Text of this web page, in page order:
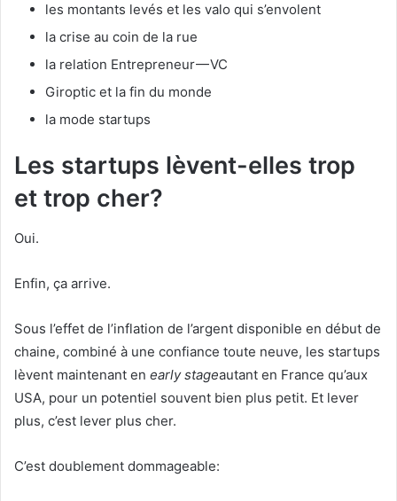
les montants levés et les valo qui s’envolent
la crise au coin de la rue
la relation Entrepreneur — VC
Giroptic et la fin du monde
la mode startups
Les startups lèvent-elles trop
et trop cher?
Oui.
Enfin, ça arrive.
Sous l’effet de l’inflation de l’argent disponible en début de
chaine, combiné à une confiance toute neuve, les startups
lèvent maintenant en early stageautant en France qu’aux
USA, pour un potentiel souvent bien plus petit. Et lever
plus, c’est lever plus cher.
C’est doublement dommageable: